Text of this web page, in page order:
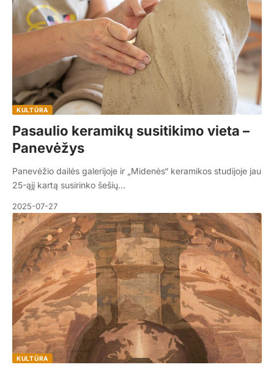
KULTŪRA
Pasaulio keramikų susitikimo vieta –
Panevėžys
Panevėžio dailės galerijoje ir „Midenės“ keramikos studijoje jau
25-ąjį kartą susirinko šešių…
2025-07-27
KULTŪRA